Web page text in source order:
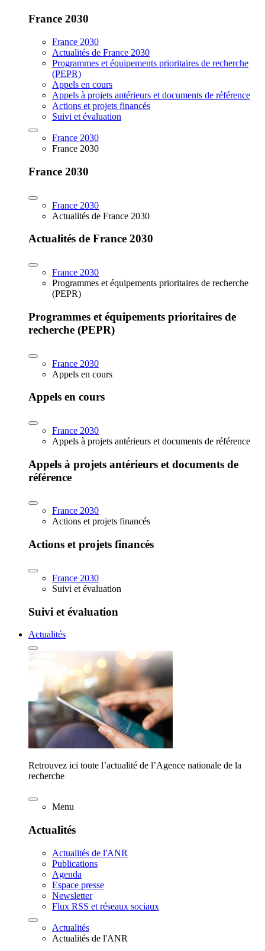
France 2030
France 2030
Actualités de France 2030
Programmes et équipements prioritaires de recherche
(PEPR)
Appels en cours
Appels à projets antérieurs et documents de référence
Actions et projets financés
Suivi et évaluation
France 2030
France 2030
France 2030
France 2030
Actualités de France 2030
Actualités de France 2030
France 2030
Programmes et équipements prioritaires de recherche
(PEPR)
Programmes et équipements prioritaires de
recherche (PEPR)
France 2030
Appels en cours
Appels en cours
France 2030
Appels à projets antérieurs et documents de référence
Appels à projets antérieurs et documents de
référence
France 2030
Actions et projets financés
Actions et projets financés
France 2030
Suivi et évaluation
Suivi et évaluation
Actualités
Retrouvez ici toute l’actualité de l’Agence nationale de la
recherche
Menu
Actualités
Actualités de l'ANR
Publications
Agenda
Espace presse
Newsletter
Flux RSS et réseaux sociaux
Actualités
Actualités de l'ANR